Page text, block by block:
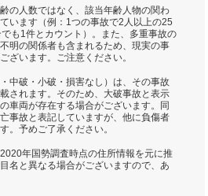
の人数ではなく、該当年齢人物の関わ
います（例：1つの事故で2人以上の25
も1件とカウント）。また、多重事故の
明の関係者も含まれるため、現実の事
ざいます。ご注意ください。
中破・小破・損害なし）は、その事故
されます。そのため、大破事故と表示
車両が存在する場合がございます。同
事故と表記していますが、他に負傷者
。予めご了承ください。
年国勢調査時点の住所情報を元に推
名と異なる場合がございますので、あ